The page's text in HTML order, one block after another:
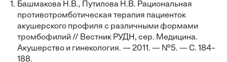
1. Башмакова Н.В., Путилова Н.В. Рациональная
противотромботическая терапия пациенток
акушерского профиля с различными формами
тромбофилий // Вестник РУДН, сер. Медицина.
Акушерство и гинекология. — 2011. — №5. — С. 184–
188.